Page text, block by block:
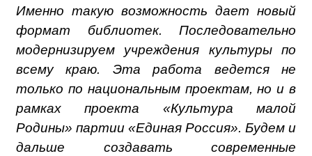
Именно такую возможность дает новый
формат библиотек. Последовательно
модернизируем учреждения культуры по
всему краю. Эта работа ведется не
только по национальным проектам, но и в
рамках проекта «Культура малой
Родины» партии «Единая Россия». Будем и
дальше создавать современные